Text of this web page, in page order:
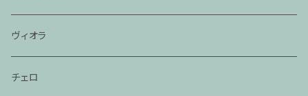
ヴィオラ
チェロ